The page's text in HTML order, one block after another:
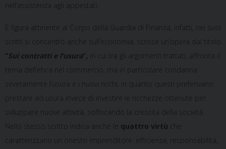
nell’assistenza agli appestati.
È figura attinente al Corpo della Guardia di Finanza, infatti, nei suoi
scritti si concentrò anche sull’economia, scrisse un’opera dal titolo
“Sui contratti e l’usura”, in cui tra gli argomenti trattati, affronta il
tema dell’etica nel commercio, ma in particolare condanna
severamente l’usura e i nuovi ricchi, in quanto questi preferivano
prestare ad usura invece di investire le ricchezze ottenute per
sviluppare nuove attività, soffocando la crescita della società.
Nello stesso scritto indica anche le quattro virtù
che
caratterizzano un onesto imprenditore: efficienza, responsabilità,